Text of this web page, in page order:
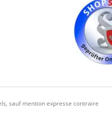
sauf mention expresse contraire